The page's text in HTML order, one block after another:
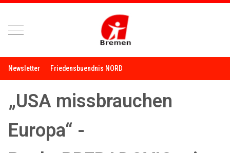
Mobile Menu Toggle
Newsletter Friedensbuendnis NORD
„USA missbrauchen
Europa“ -